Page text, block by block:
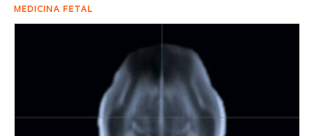
MEDICINA FETAL